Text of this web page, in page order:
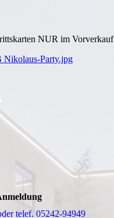
NUR im Vorverkauf
Nikolaus-Party.jpg
telef. 05242-94949